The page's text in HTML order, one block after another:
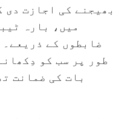
میں، بارہ
ضابطوں کے
طور پر سب کو
بات کی ضمانت